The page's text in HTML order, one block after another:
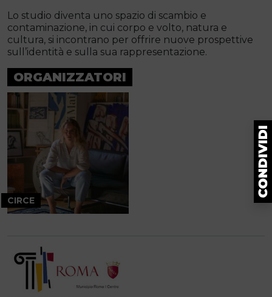
Lo studio diventa uno spazio di scambio e
contaminazione, in cui corpo e volto, natura e
cultura, si incontrano per offrire nuove prospettive
sull’identità e sulla sua rappresentazione.
ORGANIZZATORI
CIRCE